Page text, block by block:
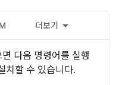
더보기
다음 명령어를 실행
치할 수 있습니다.